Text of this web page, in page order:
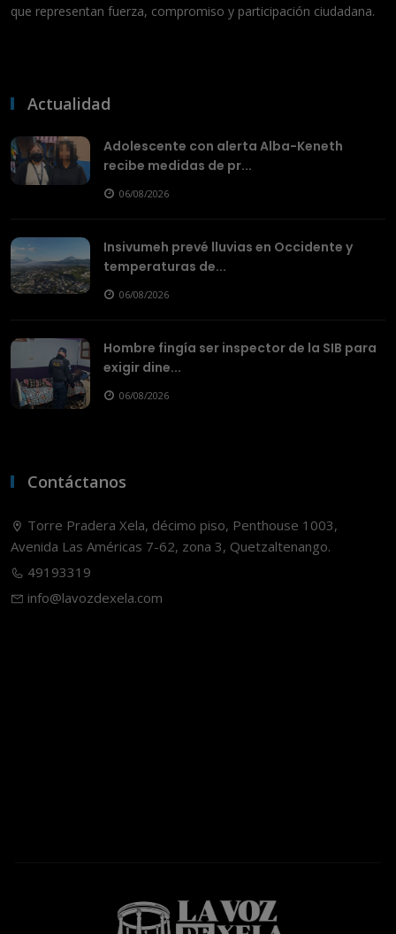
que representan fuerza, compromiso y participación ciudadana.
Actualidad
Adolescente con alerta Alba-Keneth
recibe medidas de pr...
06/08/2026
Insivumeh prevé lluvias en Occidente y
temperaturas de...
06/08/2026
Hombre fingía ser inspector de la SIB para
exigir dine...
06/08/2026
Contáctanos
Torre Pradera Xela, décimo piso, Penthouse 1003,
Avenida Las Américas 7-62, zona 3, Quetzaltenango.
49193319
info@lavozdexela.com